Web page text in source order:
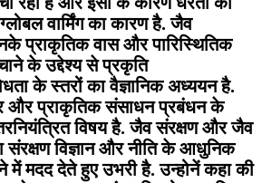
वार्मिंग का कारण है. जैव
प्राकृतिक वास और पारिस्थितिक
के उद्देश्य से प्रकृति
के स्तरों का वैज्ञानिक अध्ययन है.
और प्राकृतिक संसाधन प्रबंधन के
विषय है. जैव संरक्षण और जैव
संरक्षण विज्ञान और नीति के आधुनिक
में मदद देते हुए उभरी है. उन्होनें कहा की